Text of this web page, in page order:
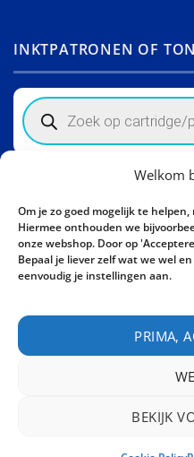
Welkom
Om je zo goed mogelijk te
Hiermee onthouden we
onze webshop. Door op
Bepaal je liever zelf wat we wel
eenvoudig je instellingen aan.
PRIMA,
BEKIJK
INKTPATRONEN OF
Products
search
Activity Invest BV - KHL,
3500 Hasselt - België
Bel ons nu:+32 11